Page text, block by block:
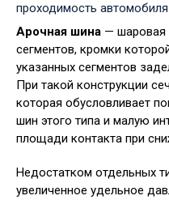
Арочная шина — шаровая
сегментов, кромки
указанных сегментов
При такой конструкции
которая обусловливает
шин этого типа и малую
площади контакта при
Недостатком отдельных
увеличенное удельное